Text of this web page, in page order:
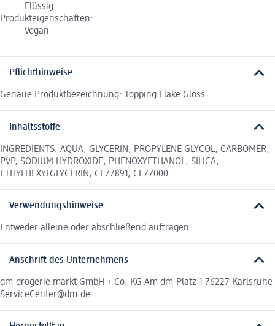
Flüssig
Produkteigenschaften:
Vegan
Pflichthinweise
Genaue Produktbezeichnung: Topping Flake Gloss
Inhaltsstoffe
INGREDIENTS: AQUA, GLYCERIN, PROPYLENE GLYCOL, CARBOMER,
PVP, SODIUM HYDROXIDE, PHENOXYETHANOL, SILICA,
ETHYLHEXYLGLYCERIN, CI 77891, CI 77000
Verwendungshinweise
Entweder alleine oder abschließend auftragen.
Anschrift des Unternehmens
dm-drogerie markt GmbH + Co. KG Am dm-Platz 1 76227 Karlsruhe
ServiceCenter@dm.de